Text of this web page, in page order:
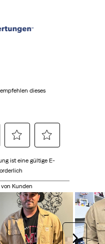
dieses
Sie
diese
Option,
Artikel
mit
4
Sie
um
den
Artikel
mit
5
ist eine gültige E-
Kunden
Weiter